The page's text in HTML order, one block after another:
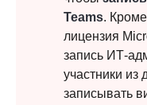
Teams.
лицензия
запись ИТ-
участники из
записывать